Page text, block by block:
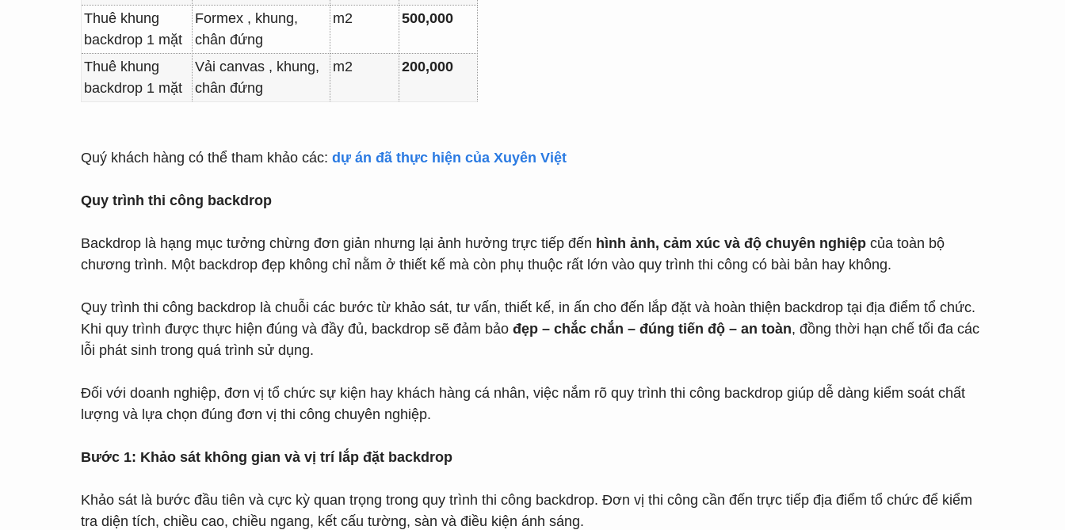
Thuê khung
backdrop 1 mặt
Formex , khung,
chân đứng
m2 500,000
Thuê khung
backdrop 1 mặt
Vải canvas , khung,
chân đứng
m2 200,000
Quý khách hàng có thể tham khảo các: dự án đã thực hiện của Xuyên Việt
Quy trình thi công backdrop
Backdrop là hạng mục tưởng chừng đơn giản nhưng lại ảnh hưởng trực tiếp đến hình ảnh, cảm xúc và độ chuyên nghiệp của toàn bộ
chương trình. Một backdrop đẹp không chỉ nằm ở thiết kế mà còn phụ thuộc rất lớn vào quy trình thi công có bài bản hay không.
Quy trình thi công backdrop là chuỗi các bước từ khảo sát, tư vấn, thiết kế, in ấn cho đến lắp đặt và hoàn thiện backdrop tại địa điểm tổ chức.
Khi quy trình được thực hiện đúng và đầy đủ, backdrop sẽ đảm bảo đẹp – chắc chắn – đúng tiến độ – an toàn, đồng thời hạn chế tối đa các
lỗi phát sinh trong quá trình sử dụng.
Đối với doanh nghiệp, đơn vị tổ chức sự kiện hay khách hàng cá nhân, việc nắm rõ quy trình thi công backdrop giúp dễ dàng kiểm soát chất
lượng và lựa chọn đúng đơn vị thi công chuyên nghiệp.
Bước 1: Khảo sát không gian và vị trí lắp đặt backdrop
Khảo sát là bước đầu tiên và cực kỳ quan trọng trong quy trình thi công backdrop. Đơn vị thi công cần đến trực tiếp địa điểm tổ chức để kiểm
tra diện tích, chiều cao, chiều ngang, kết cấu tường, sàn và điều kiện ánh sáng.